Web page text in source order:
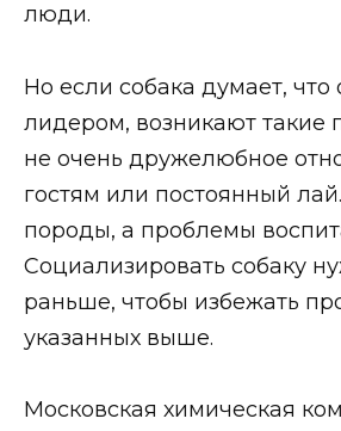
люди.
Но если собака думает, что
лидером, возникают такие
не очень дружелюбное
гостям или постоянный
породы, а проблемы
Социализировать собаку
раньше, чтобы избежать
указанных выше.
Московская химическая